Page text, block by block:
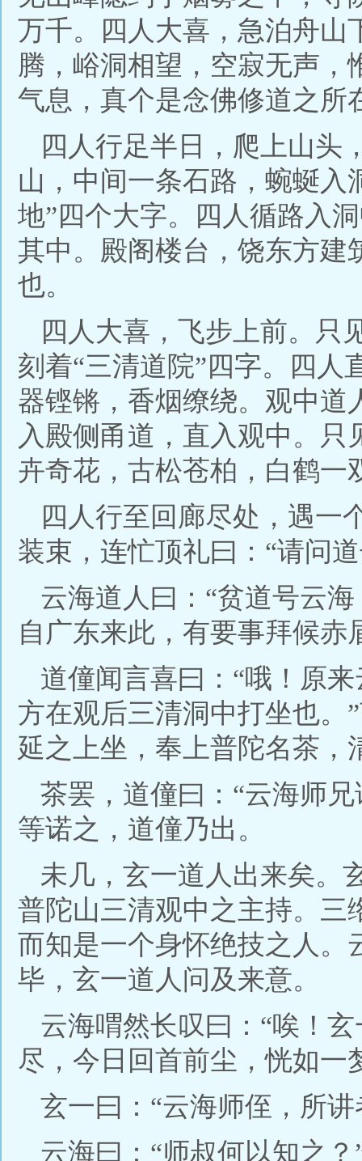
万千。四人大喜，急泊舟山
腾，峪洞相望，空寂无声
气息，真个是念佛修道之所
四人行足半日，爬上山头
山，中间一条石路，蜿蜒入
地”四个大字。四人循路入
其中。殿阁楼台，饶东方建
也。
四人大喜，飞步上前。只
刻着“三清道院”四字。四人
器铿锵，香烟缭绕。观中道
入殿侧甬道，直入观中。
卉奇花，古松苍柏，白鹤一
四人行至回廊尽处，遇一
装束，连忙顶礼曰：“请问
云海道人曰：“贫道号云
自广东来此，有要事拜候赤
道僮闻言喜曰：“哦！原
方在观后三清洞中打坐也。
延之上坐，奉上普陀名茶，
茶罢，道僮曰：“云海师
等诺之，道僮乃出。
未几，玄一道人出来矣。
普陀山三清观中之主持。三
而知是一个身怀绝技之人。
毕，玄一道人问及来意。
云海喟然长叹曰：“唉！
尽，今日回首前尘，恍如一
玄一曰：“云海师侄，所
云海曰：“师叔何以知之？